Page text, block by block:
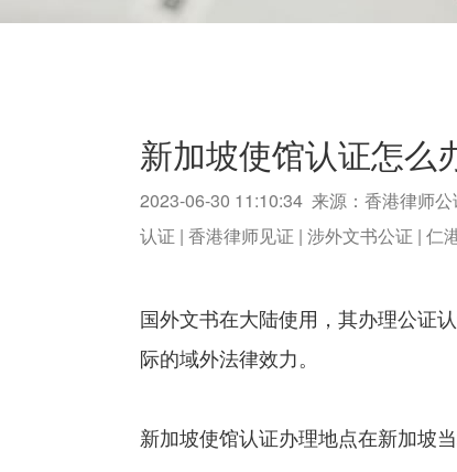
新加坡使馆认证怎么
2023-06-30 11:10:34 来源：香港律师
认证 | 香港律师见证 | 涉外文书公证 | 仁
国外文书在大陆使用，其办理公证
际的域外法律效力。
新加坡使馆认证办理地点在新加坡